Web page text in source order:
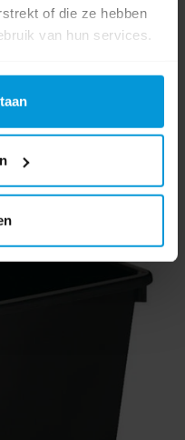
of die ze hebben
van hun services.